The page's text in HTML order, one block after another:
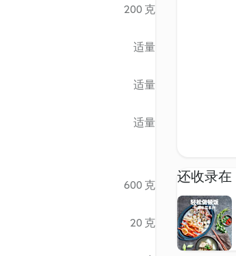
200 克
适量
适量
适量
600 克
20 克
还收录在